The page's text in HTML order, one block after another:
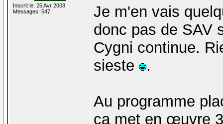
Inscrit le: 25 Avr 2008
Messages: 547
Je m'en vais
donc pas de SAV
Cygni continue.
sieste
.
Au programme
ça met en œuvre